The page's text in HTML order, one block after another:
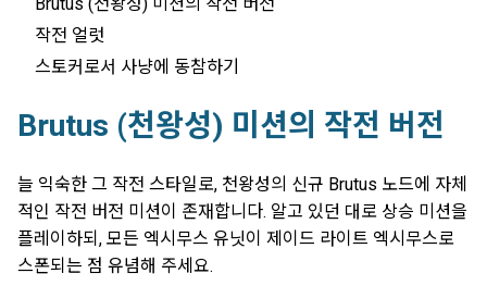
작전 얼럿
스토커로서 사냥에 동참하기
Brutus (천왕성) 미션의 작전 버전
늘 익숙한 그 작전 스타일로, 천왕성의 신규 Brutus 노드에 자체
적인 작전 버전 미션이 존재합니다. 알고 있던 대로 상승 미션을
플레이하되, 모든 엑시무스 유닛이 제이드 라이트 엑시무스로
스폰되는 점 유념해 주세요.